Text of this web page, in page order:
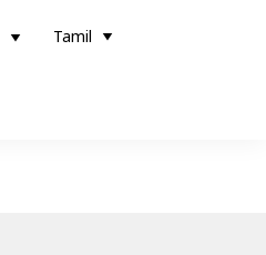
Tamil